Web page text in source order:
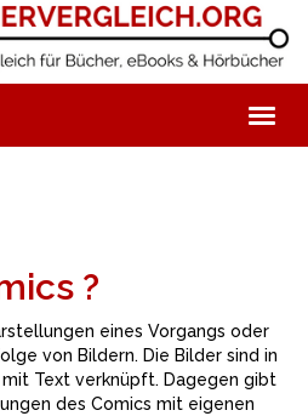
?
eines Vorgangs oder
von Bildern. Die Bilder sind in
Text verknüpft. Dagegen gibt
des Comics mit eigenen